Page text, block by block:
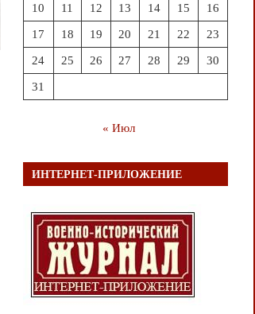
10 11 12 13 14 15 16
17 18 19 20 21 22 23
24 25 26 27 28 29 30
31
« Июл
ИНТЕРНЕТ-ПРИЛОЖЕНИЕ